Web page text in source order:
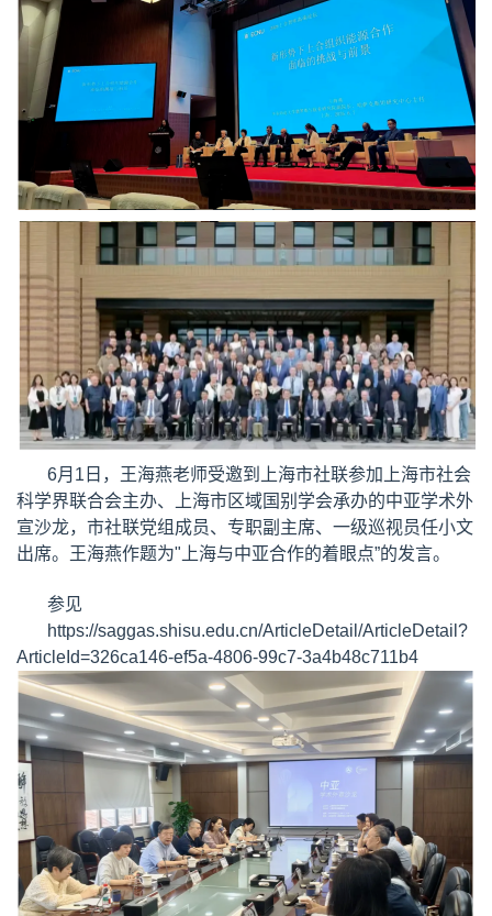
6月1日，王海燕老师受邀到上海市社联参加上海市社会
科学界联合会主办、上海市区域国别学会承办的中亚学术外
宣沙龙，市社联党组成员、专职副主席、一级巡视员任小文
出席。王海燕作题为"上海与中亚合作的着眼点”的发言。
参见
https://saggas.shisu.edu.cn/ArticleDetail/ArticleDetail?
ArticleId=326ca146-ef5a-4806-99c7-3a4b48c711b4